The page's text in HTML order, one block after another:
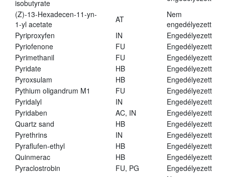
isobutyrate
(Z)-13-Hexadecen-11-yn-
1-yl acetate
AT
Nem
engedélyezett
Pyriproxyfen
IN
Engedélyezett
Pyriofenone
FU
Engedélyezett
Pyrimethanil
FU
Engedélyezett
Pyridate
HB
Engedélyezett
Pyroxsulam
HB
Engedélyezett
Pythium oligandrum M1
FU
Engedélyezett
Pyridalyl
IN
Engedélyezett
Pyridaben
AC, IN
Engedélyezett
Quartz sand
HB
Engedélyezett
Pyrethrins
IN
Engedélyezett
Pyraflufen-ethyl
HB
Engedélyezett
Quinmerac
HB
Engedélyezett
Pyraclostrobin
FU, PG
Engedélyezett